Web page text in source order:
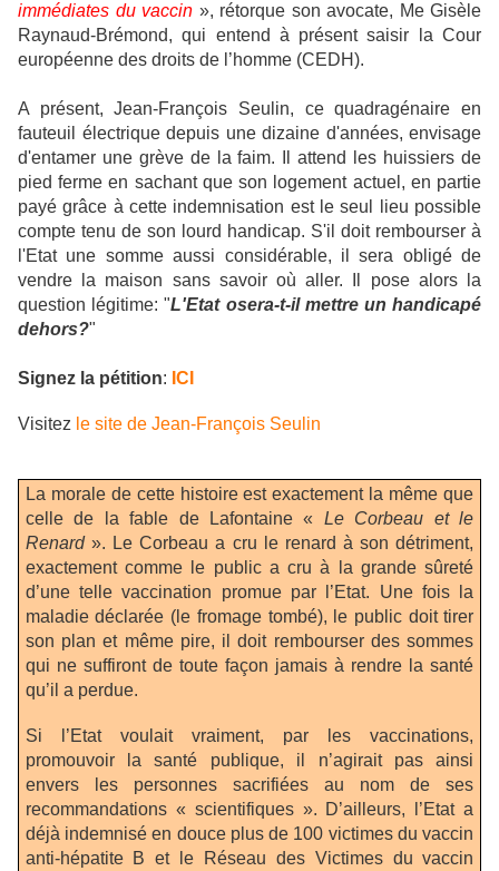
immédiates du vaccin », rétorque son avocate, Me Gisèle
Raynaud-Brémond, qui entend à présent saisir la Cour
européenne des droits de l’homme (CEDH).
A présent, Jean-François Seulin, ce quadragénaire en
fauteuil électrique depuis une dizaine d'années, envisage
d'entamer une grève de la faim. Il attend les huissiers de
pied ferme en sachant que son logement actuel, en partie
payé grâce à cette indemnisation est le seul lieu possible
compte tenu de son lourd handicap. S'il doit rembourser à
l'Etat une somme aussi considérable, il sera obligé de
vendre la maison sans savoir où aller.
Il pose alors la
question légitime: "L'Etat osera-t-il mettre un handicapé
dehors?"
Signez la pétition: ICI
Visitez le site de Jean-François Seulin
La morale de cette histoire est exactement la même que
celle de la fable de Lafontaine « Le Corbeau et le
Renard». Le Corbeau a cru le renard à son détriment,
exactement comme le public a cru à la grande sûreté
d’une telle vaccination promue par l’Etat. Une fois la
maladie déclarée (le fromage tombé), le public doit tirer
son plan et même pire, il doit rembourser des sommes
qui ne suffiront de toute façon jamais à rendre la santé
qu’il a perdue.
Si l’Etat voulait vraiment, par les vaccinations,
promouvoir la santé publique, il n’agirait pas ainsi
envers les personnes sacrifiées au nom de ses
recommandations « scientifiques ». D’ailleurs, l’Etat a
déjà indemnisé en douce plus de 100 victimes du vaccin
anti-hépatite B et le Réseau des Victimes du vaccin